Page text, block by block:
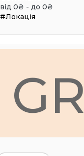
від 0₴ - до 0₴
#Локація
GR